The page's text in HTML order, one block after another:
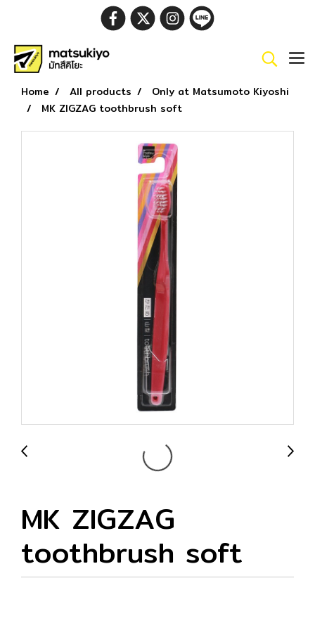
Home All products
Only at Matsumoto Kiyoshi
MK ZIGZAG toothbrush soft
MK ZIGZAG
toothbrush soft